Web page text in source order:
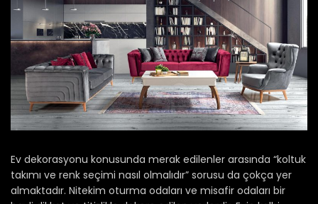
Ev dekorasyonu konusunda merak edilenler arasında “koltuk
takımı ve renk seçimi nasıl olmalıdır” sorusu da çokça yer
almaktadır. Nitekim oturma odaları ve misafir odaları bir